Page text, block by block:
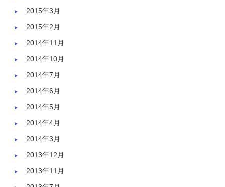
2015年3月
2015年2月
2014年11月
2014年10月
2014年7月
2014年6月
2014年5月
2014年4月
2014年3月
2013年12月
2013年11月